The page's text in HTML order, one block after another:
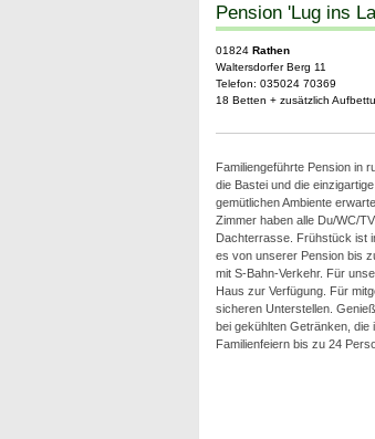
Pension 'Lug ins
01824 Rathen
Waltersdorfer Berg 11
Telefon: 035024 70369
18 Betten + zusätzlich
Familiengeführte Pension in
die Bastei und die einzigartige
gemütlichen Ambiente
Zimmer haben alle Du/WC/
Dachterrasse. Frühstück ist
es von unserer Pension bis
mit S-Bahn-Verkehr. Für
Haus zur Verfügung. Für
sicheren Unterstellen.
bei gekühlten Getränken, die
Familienfeiern bis zu 24